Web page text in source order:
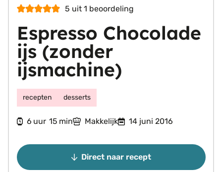
5 uit 1 beoordeling
Espresso Chocolade
ijs (zonder
ijsmachine)
recepten desserts
6uur
uur 15minuten
min Makkelijk 14 juni 2016
Direct naar recept